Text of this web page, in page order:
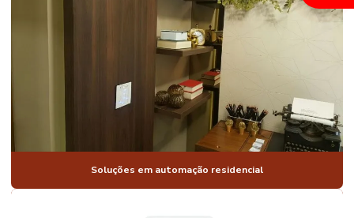
PERSIANASSoluções em automação residencial